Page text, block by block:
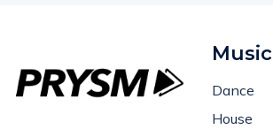
Music
Dance
House